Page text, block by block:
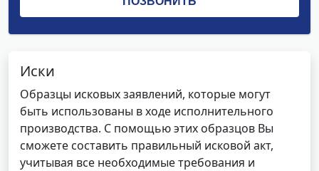
Иски
Образцы исковых заявлений, которые могут
быть использованы в ходе исполнительного
производства. С помощью этих образцов Вы
сможете составить правильный исковой акт,
учитывая все необходимые требования и